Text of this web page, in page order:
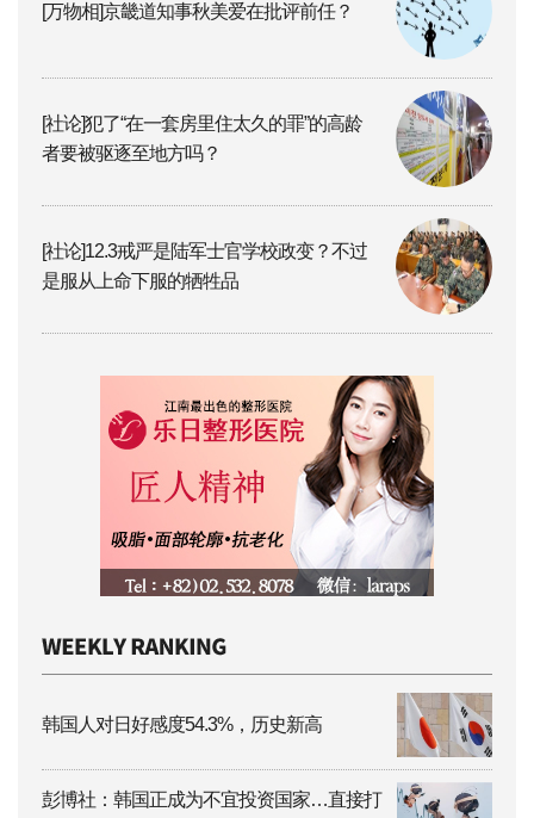
[万物相]京畿道知事秋美爱在批评前任？
[社论]犯了“在一套房里住太久的罪”的高龄
者要被驱逐至地方吗？
[社论]12.3戒严是陆军士官学校政变？不过
是服从上命下服的牺牲品
韩国人对日好感度54.3%，历史新高
彭博社：韩国正成为不宜投资国家…直接打